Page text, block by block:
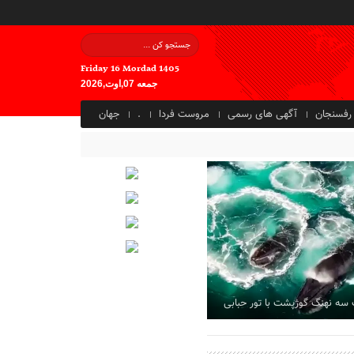
Friday 16 Mordad 1405
جمعه 07,اوت,2026
رفسنجان آگهی های رسمی مروست فردا . جهان
سه نهنگ گوژپشت با تور حبابی
پهپادی به اندازه پشه